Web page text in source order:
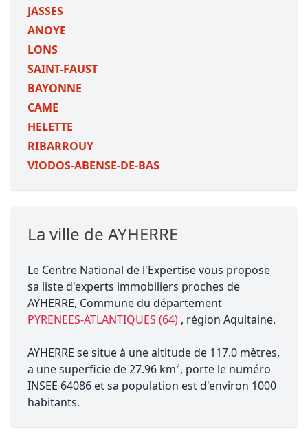
JASSES
ANOYE
LONS
SAINT-FAUST
BAYONNE
CAME
HELETTE
RIBARROUY
VIODOS-ABENSE-DE-BAS
La ville de AYHERRE
Le Centre National de l'Expertise vous propose
sa liste d'experts immobiliers proches de
AYHERRE, Commune du département
PYRENEES-ATLANTIQUES (64) , région Aquitaine.
AYHERRE se situe à une altitude de 117.0 mètres,
a une superficie de 27.96 km², porte le numéro
INSEE 64086 et sa population est d'environ 1000
habitants.